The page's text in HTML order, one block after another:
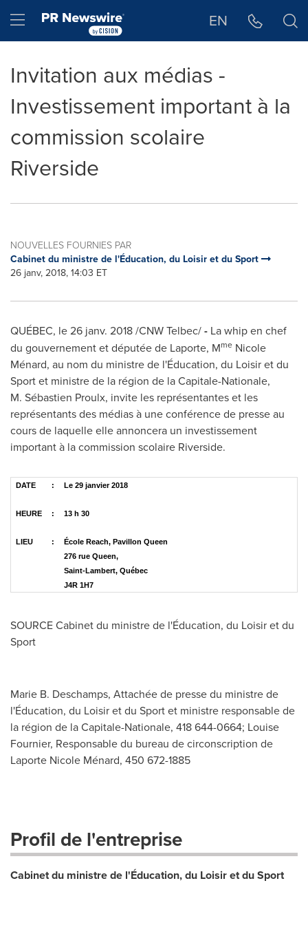
Hamburger menu EN
Invitation aux médias -
Investissement important à la
commission scolaire
Riverside
NOUVELLES FOURNIES PAR
Cabinet du ministre de l'Éducation, du Loisir et du Sport
26 janv, 2018, 14:03 ET
QUÉBEC, le 26 janv. 2018 /CNW Telbec/- La whip en chef
du gouvernement et députée de Laporte, Mme Nicole
Ménard, au nom du ministre de l'Éducation, du Loisir et du
Sport et ministre de la région de la Capitale-Nationale,
M. Sébastien Proulx, invite les représentantes et les
représentants des médias à une conférence de presse au
cours de laquelle elle annoncera un investissement
important à la commission scolaire Riverside.
DATE : Le 29 janvier 2018
HEURE : 13 h 30
LIEU :
École Reach, Pavillon Queen
276 rue Queen,
Saint-Lambert, Québec
J4R 1H7
SOURCE Cabinet du ministre de l'Éducation, du Loisir et du
Sport
Marie B. Deschamps, Attachée de presse du ministre de
l'Éducation, du Loisir et du Sport et ministre responsable de
la région de la Capitale-Nationale, 418 644-0664; Louise
Fournier, Responsable du bureau de circonscription de
Laporte Nicole Ménard, 450 672-1885
Profil de l'entreprise
Cabinet du ministre de l'Éducation, du Loisir et du Sport